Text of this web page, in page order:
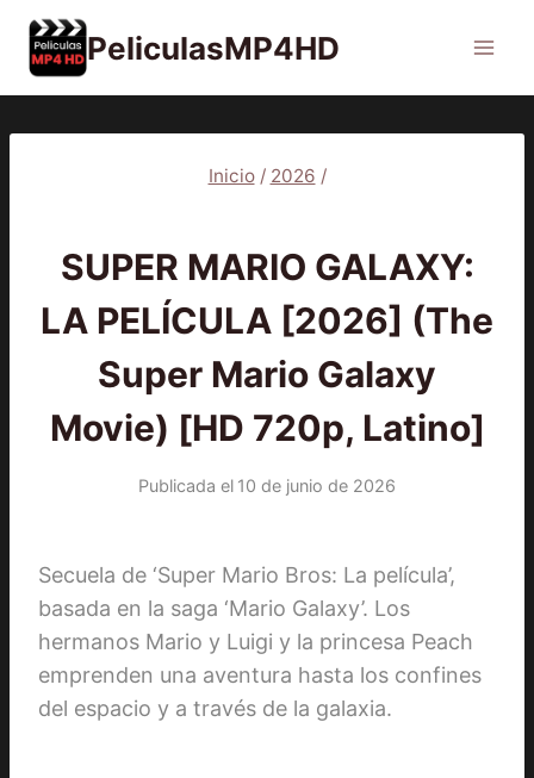
Saltar
contenido
PeliculasMP4HD
Inicio / 2026 /
SUPER MARIO GALAXY:
LA PELÍCULA [2026] (The
Super Mario Galaxy
Movie) [HD 720p, Latino]
Publicada el 10 de junio de 2026
Secuela de ‘Super Mario Bros: La película’,
basada en la saga ‘Mario Galaxy’. Los
hermanos Mario y Luigi y la princesa Peach
emprenden una aventura hasta los confines
del espacio y a través de la galaxia.